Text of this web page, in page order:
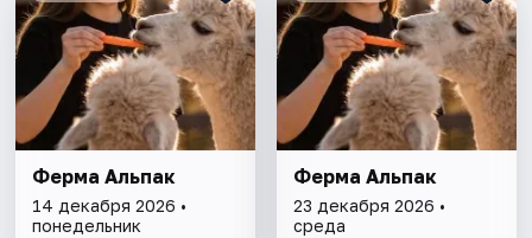
Ферма Альпак
14 декабря 2026 •
понедельник
Ферма Альпак
23 декабря 2026 •
среда